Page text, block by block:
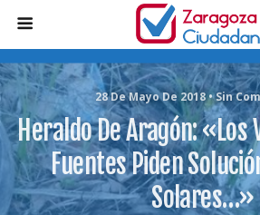
28 De Mayo De 2018 • Sin
Heraldo De Aragón: «Los
Fuentes Piden
Solares…»